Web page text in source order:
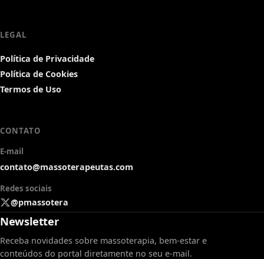
LEGAL
Política de Privacidade
Política de Cookies
Termos de Uso
CONTATO
E-mail
contato@massoterapeutas.com
Redes sociais
@pmassotera
Newsletter
Receba novidades sobre massoterapia, bem-estar e
conteúdos do portal diretamente no seu e-mail.